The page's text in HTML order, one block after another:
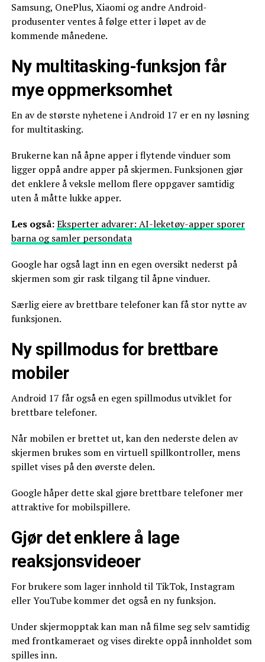
Samsung, OnePlus, Xiaomi og andre Android-
produsenter ventes å følge etter i løpet av de
kommende månedene.
Ny multitasking-funksjon får
mye oppmerksomhet
En av de største nyhetene i Android 17 er en ny løsning
for multitasking.
Brukerne kan nå åpne apper i flytende vinduer som
ligger oppå andre apper på skjermen. Funksjonen gjør
det enklere å veksle mellom flere oppgaver samtidig
uten å måtte lukke apper.
Les også:Eksperter advarer: AI-leketøy-apper sporer
barna og samler persondata
Google har også lagt inn en egen oversikt nederst på
skjermen som gir rask tilgang til åpne vinduer.
Særlig eiere av brettbare telefoner kan få stor nytte av
funksjonen.
Ny spillmodus for brettbare
mobiler
Android 17 får også en egen spillmodus utviklet for
brettbare telefoner.
Når mobilen er brettet ut, kan den nederste delen av
skjermen brukes som en virtuell spillkontroller, mens
spillet vises på den øverste delen.
Google håper dette skal gjøre brettbare telefoner mer
attraktive for mobilspillere.
Gjør det enklere å lage
reaksjonsvideoer
For brukere som lager innhold til TikTok, Instagram
eller YouTube kommer det også en ny funksjon.
Under skjermopptak kan man nå filme seg selv samtidig
med frontkameraet og vises direkte oppå innholdet som
spilles inn.